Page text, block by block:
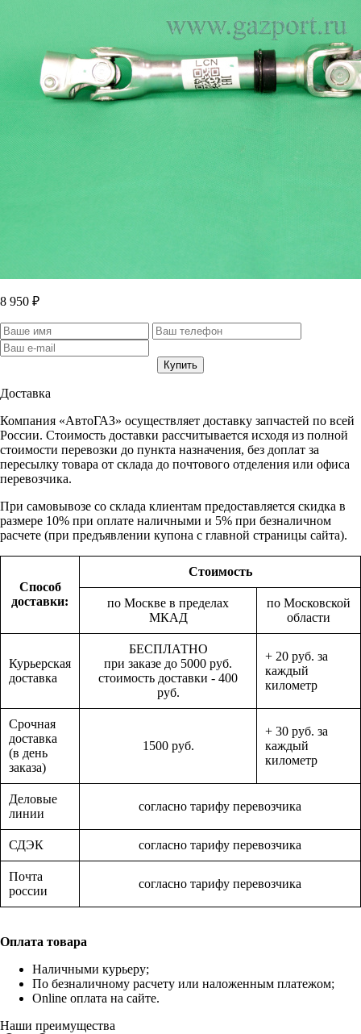
8 950 ₽
Доставка
Компания «АвтоГАЗ» осуществляет доставку запчастей по всей
России. Стоимость доставки рассчитывается исходя из полной
стоимости перевозки до пункта назначения, без доплат за
пересылку товара от склада до почтового отделения или офиса
перевозчика.
При самовывозе со склада клиентам предоставляется скидка в
размере 10% при оплате наличными и 5% при безналичном
расчете (при предъявлении купона с главной страницы сайта).
Способ
доставки:
Стоимость
по Москве в пределах
МКАД
по Московской
области
Курьерская
доставка
БЕСПЛАТНО
при заказе до 5000 руб.
стоимость доставки - 400
руб.
+ 20 руб. за
каждый
километр
Срочная
доставка
(в день
заказа)
1500 руб.
+ 30 руб. за
каждый
километр
Деловые
линии
согласно тарифу перевозчика
СДЭК согласно тарифу перевозчика
Почта
россии
согласно тарифу перевозчика
Оплата товара
Наличными курьеру;
По безналичному расчету или наложенным платежом;
Online оплата на сайте.
Наши преимущества